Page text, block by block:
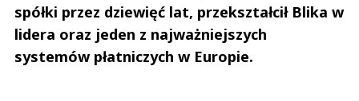
spółki przez dziewięć lat, przekształcił Blika w
lidera oraz jeden z najważniejszych
systemów płatniczych w Europie.